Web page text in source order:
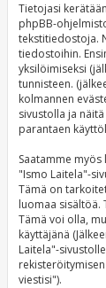
Tietojasi
phpBB-
tekstitiedostoja.
tiedostoihin.
yksilöimiseksi
tunnisteen.
kolmannen
sivustolla ja
parantaen
Saatamme
"Ismo Laitela"-
Tämä on
luomaa sisältöä.
Tämä voi olla,
käyttäjänä
Laitela"-
viestisi").